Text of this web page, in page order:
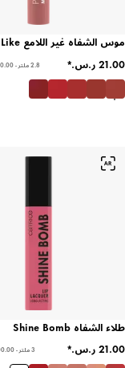
موس الشفاه غير اللامع Pillow Like
2.8 ملتر - ‏7,500.00 ر.س.‏ / لتر
طلاء الشفاه Shine Bomb
3 ملتر - ‏7,000.00 ر.س.‏ / لتر